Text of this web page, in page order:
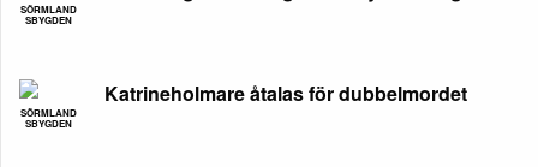
SÖRMLAND
SBYGDEN
SÖRMLAND
SBYGDEN
Katrineholmare åtalas för dubbelmordet